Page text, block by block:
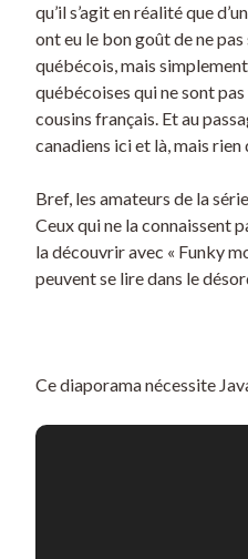
qu’il s’agit en réalité que
ont eu le bon goût de ne pas
québécois, mais
québécoises qui ne sont
cousins français. Et au
canadiens ici et là, mais rien
Bref, les amateurs de la série
Ceux qui ne la connaissent
la découvrir avec « Funky
peuvent se lire dans le
Ce diaporama nécessite